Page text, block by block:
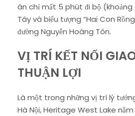
án chỉ mất 5 phút đi bộ (khoảng
Tây và biểu tượng “Hai Con
đường Nguyễn Hoàng Tôn.
VỊ TRÍ KẾT NỐI
THUẬN LỢI
Là một trong những vị trí lý
Hà Nội, Heritage West Lake